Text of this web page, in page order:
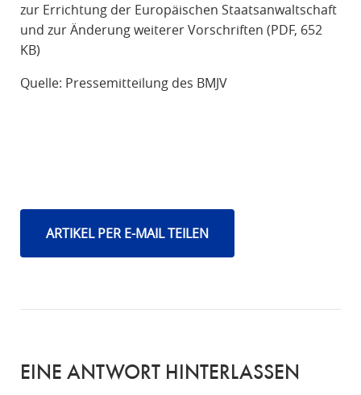
zur Errichtung der Europäischen Staatsanwaltschaft
und zur Änderung weiterer Vorschriften (PDF, 652
KB)
Quelle: Pressemitteilung des BMJV
ARTIKEL PER E-MAIL TEILEN
EINE ANTWORT HINTERLASSEN